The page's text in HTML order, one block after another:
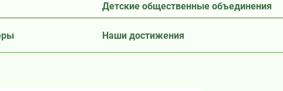
Детские общественные объединения
Наши достижения